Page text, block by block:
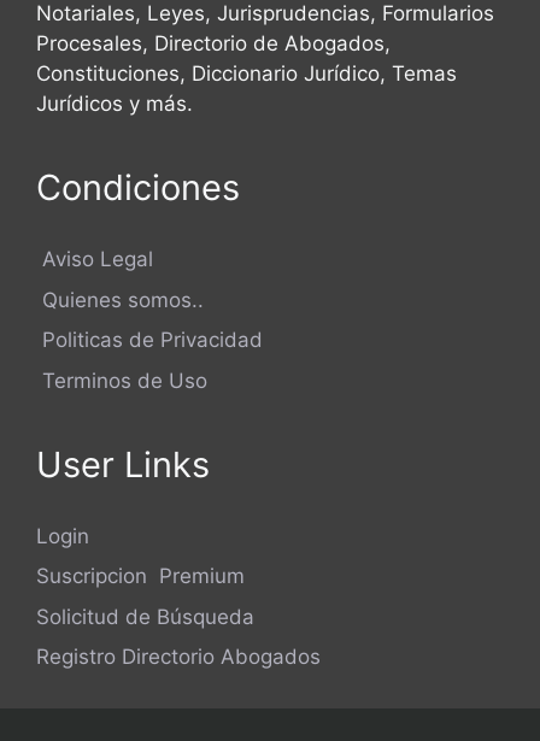
Notariales, Leyes, Jurisprudencias, Formularios
Procesales, Directorio de Abogados,
Constituciones, Diccionario Jurídico, Temas
Jurídicos y más.
Condiciones
Aviso Legal
Quienes somos..
Politicas de Privacidad
Terminos de Uso
User Links
Login
Suscripcion Premium
Solicitud de Búsqueda
Registro Directorio Abogados